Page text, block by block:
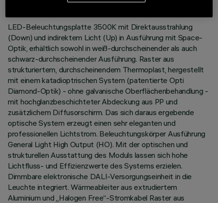
LED-Beleuchtungsplatte 3500K mit Direktausstrahlung
(Down) und indirektem Licht (Up) in Ausführung mit Space-
Optik, erhältlich sowohl in weiß-durchscheinender als auch
schwarz-durchscheinender Ausführung. Raster aus
strukturiertem, durchscheinendem Thermoplast, hergestellt
mit einem katadioptrischen System (patentierte Opti
Diamond-Optik) - ohne galvanische Oberflächenbehandlung -
mit hochglanzbeschichteter Abdeckung aus PP und
zusätzlichem Diffusorschirm. Das sich daraus ergebende
optische System erzeugt einen sehr eleganten und
professionellen Lichtstrom. Beleuchtungskörper Ausführung
General Light High Output (HO). Mit der optischen und
strukturellen Ausstattung des Moduls lassen sich hohe
Lichtfluss- und Effizienzwerte des Systems erzielen.
Dimmbare elektronische DALI-Versorgungseinheit in die
Leuchte integriert. Wärmeableiter aus extrudiertem
Aluminium und „Halogen Free“-Stromkabel Raster aus